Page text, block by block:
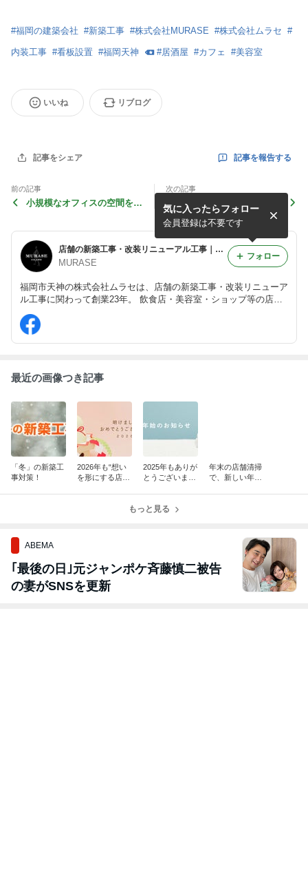
#福岡の建築会社 #新築工事 #株式会社MURASE #株式会社ムラセ #
内装工事 #看板設置 #福岡天神 #居酒屋 #カフェ #美容室
いいね リブログ
記事をシェア 記事を報告する
前の記事
小規模なオフィスの空間を作
次の記事
店舗のフローリングの豆知識
店舗の新築工事・改装リニューアル工事｜株式会社ムラセ
MURASE
福岡市天神の株式会社ムラセは、店舗の新築工事・改装リニューア
ル工事に関わって創業23年。 飲食店・美容室・ショップ等の店舗
をはじめ、戸建てや医療施設、マンション等も承っております。
気に入ったらフォロー
会員登録は不要です
フォロー
最近の画像つき記事
「冬」の新築工
事対策！
2026年も“想い
を形にする店舗
2025年もありが
とうございまし
年末の店舗清掃
で、新しい年を
もっと見る
ABEMA
｢最後の日｣元ジャンポケ斉藤慎二被告
の妻がSNSを更新